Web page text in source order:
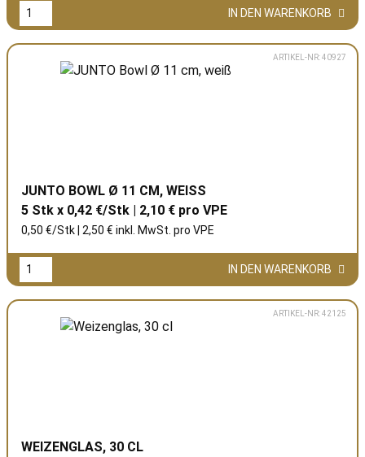
IN DEN WARENKORB
ARTIKEL-NR: 40927
JUNTO BOWL Ø 11 CM, WEISS
5 Stk x 0,42 €/Stk | 2,10 € pro VPE
0,50 €/Stk | 2,50 € inkl. MwSt. pro VPE
IN DEN WARENKORB
ARTIKEL-NR: 42125
WEIZENGLAS, 30 CL